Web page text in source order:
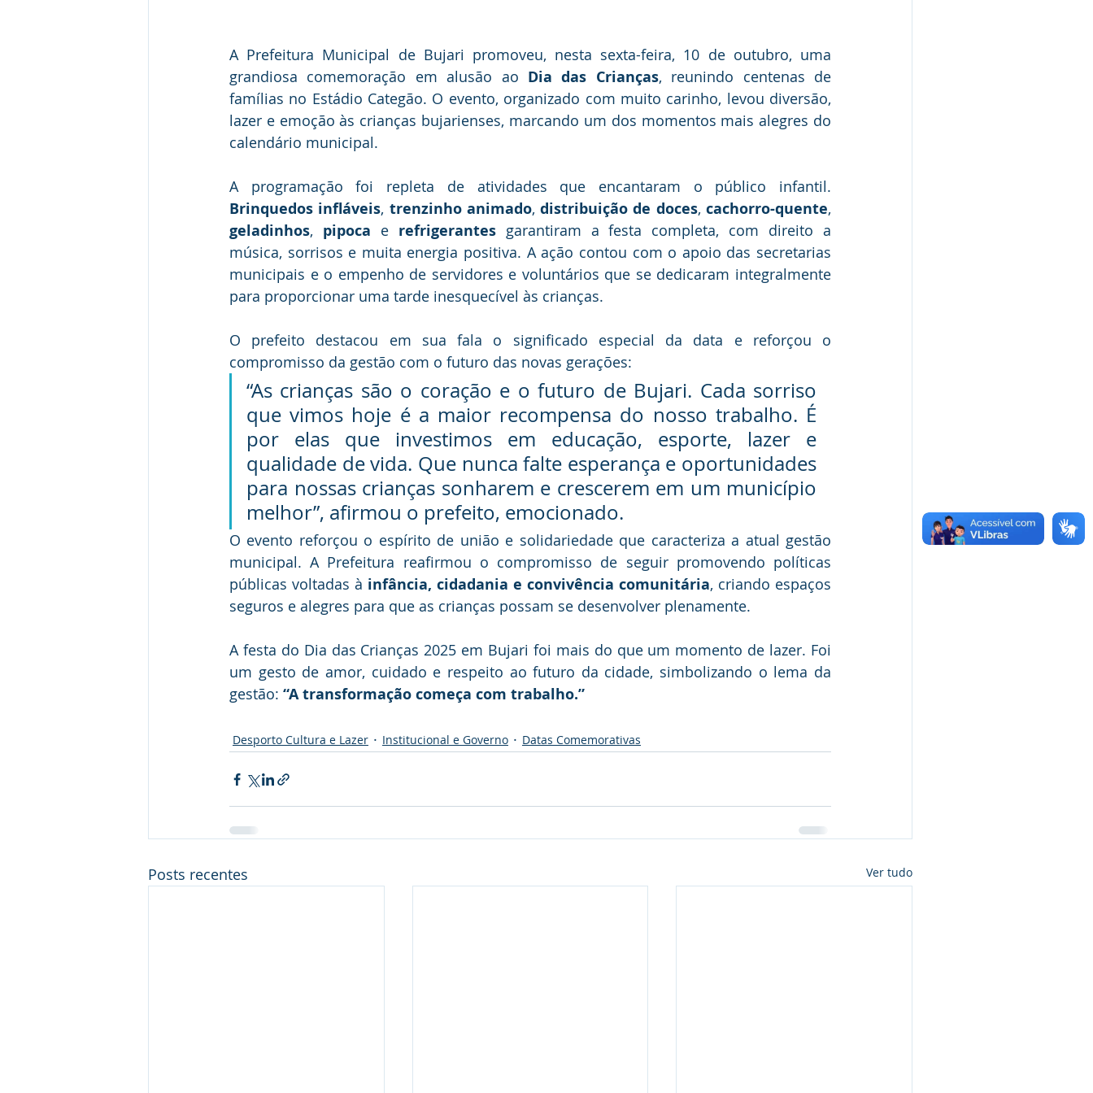
A Prefeitura Municipal de Bujari promoveu, nesta sexta-feira, 10 de outubro, uma
grandiosa comemoração em alusão ao Dia das Crianças, reunindo centenas de
famílias no Estádio Categão. O evento, organizado com muito carinho, levou diversão,
lazer e emoção às crianças bujarienses, marcando um dos momentos mais alegres do
calendário municipal.
Brinquedos infláveis, trenzinho animado, distribuição de doces, cachorro-quente
geladinhos, pipoca e refrigerantes garantiram a festa completa, com direito a
música, sorrisos e muita energia positiva. A ação contou com o apoio das secretarias
municipais e o empenho de servidores e voluntários que se dedicaram integralmente
para proporcionar uma tarde inesquecível às crianças.
O prefeito destacou em sua fala o significado especial da data e reforçou o
compromisso da gestão com o futuro das novas gerações:
“As crianças são o coração e o futuro de Bujari. Cada sorriso
que vimos hoje é a maior recompensa do nosso trabalho. É
por elas que investimos em educação, esporte, lazer e
qualidade de vida. Que nunca falte esperança e oportunidades
para nossas crianças sonharem e crescerem em um município
melhor”, afirmou o prefeito, emocionado.
O evento reforçou o espírito de união e solidariedade que caracteriza a atual gestão
municipal. A Prefeitura reafirmou o compromisso de seguir promovendo políticas
públicas voltadas à infância, cidadania e convivência comunitária, criando espaços
seguros e alegres para que as crianças possam se desenvolver plenamente.
A festa do Dia das Crianças 2025 em Bujari foi mais do que um momento de lazer. Foi
um gesto de amor, cuidado e respeito ao futuro da cidade, simbolizando o lema da
gestão: “A transformação começa com trabalho.”
Desporto Cultura e Lazer Institucional e Governo Datas Comemorativas
Posts recentes Ver tudo